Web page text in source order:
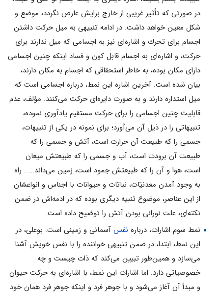
در صورتى كه تأثير غريبى از خارج برایش عارض نگردد، موضع و
شكل معين خواهد داشت. در ادامه تنبيهى به ميل حركت داشتن
اجسام برای تحرك و اشاره‌اى نيز به اجسامى كه ميل ندارند برای
حركت، و اشاره‌اى به اجسام قابل كون و فساد اينكه چنين اجسامى
داراى مكان بوده، به خاطر استحقاقى كه اجسام به مكان دارند،
بيان شده است. آخرين اشاره اين نمط، درباره اجسامى است كه
ميل استداره دارند و به صورت دايره‌اى حركت مى‌كنند. مؤلف، عدم
قابليت چنين اجسامى را برای حركت مستقيم يادآورى نموده،
تنبيهاتى را در ذيل آن مى‌آورد؛ برای نمونه در یکى از تنبيهات،
جسمى را كه طبيعت آن حرارت است، آتش و جسمى را كه
طبيعت آن برودت است، آب و جسمى را كه طبيعتش ميعان
است، هوا و آن را كه طبيعتش جمود است، زمين مى‌داند... . راه
به وجود آمدن معدنيّات، نباتات و حيوانات با اجناس و انواعشان
از اين عناصر، موضوع تنبيه ديگرى بوده كه در ادمه‌اش در ضمن
نكته‌اى، علت نورانى بودن آتش را توضيح داده است.
نمط سوم اشارات، درباره نفسآسمانى و زمينى است. بوعلى، در
اين نمط، ابتدا، در ضمن تنبيهى خواننده را با نفس خويش آشنا
مى‌سازد و همين‌طور تبيين مى‌كند كه ذات چيست و چه
خصوصياتى دارد. اما اشارات اين نمط، با اشاره‌اى به حركت حيوان
و مبدأ آن آغاز مى‌شود و با جوهر فرد و اينكه جوهر فرد همان خود